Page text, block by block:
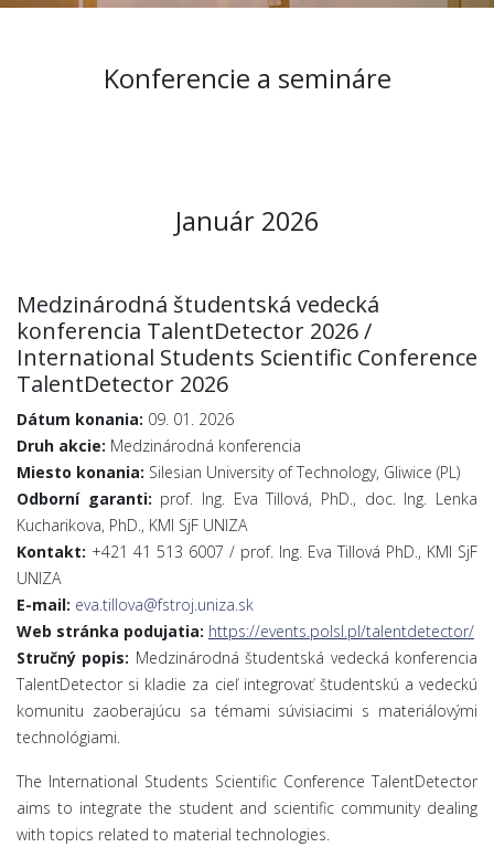
Konferencie a semináre
Január 2026
Medzinárodná študentská vedecká
konferencia TalentDetector 2026 /
International Students Scientific Conference
TalentDetector 2026
Dátum konania: 09. 01. 2026
Druh akcie: Medzinárodná konferencia
Miesto konania: Silesian University of Technology, Gliwice (PL)
Odborní garanti: prof. Ing. Eva Tillová, PhD., doc. Ing. Lenka
Kucharikova, PhD., KMI SjF UNIZA
Kontakt: +421 41 513 6007 / prof. Ing. Eva Tillová PhD., KMI SjF
UNIZA
E-mail: eva.tillova@fstroj.uniza.sk
Web stránka podujatia: https://events.polsl.pl/talentdetector/
Stručný popis: Medzinárodná študentská vedecká konferencia
TalentDetector si kladie za cieľ integrovať študentskú a vedeckú
komunitu zaoberajúcu sa témami súvisiacimi s materiálovými
technológiami.
The International Students Scientific Conference TalentDetector
aims to integrate the student and scientific community dealing
with topics related to material technologies.